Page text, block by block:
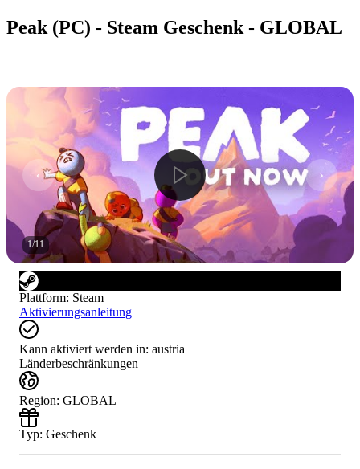
Peak (PC) - Steam Geschenk - GLOBAL
1/11
Plattform: Steam
Aktivierungsanleitung
Kann aktiviert werden in: austria
Länderbeschränkungen
Region: GLOBAL
Typ: Geschenk